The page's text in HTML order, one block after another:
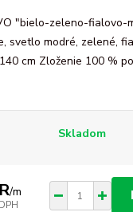
"bielo-zeleno-fialovo-
svetlo modré, zelené,
cm Zloženie 100 %
Skladom
/m